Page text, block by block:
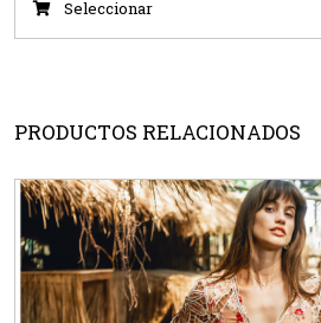
Seleccionar
PRODUCTOS RELACIONADOS